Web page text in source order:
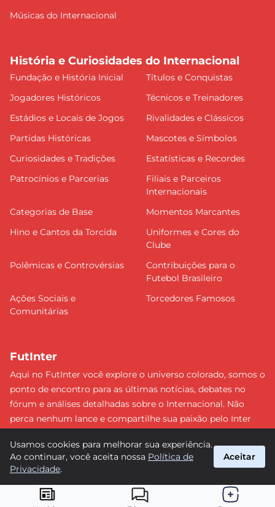
Músicas do Internacional
História e Curiosidades do Internacional
Fundação e História Inicial
Títulos e Conquistas
Jogadores Históricos
Técnicos e Treinadores
Estádios e Locais de Jogos
Rivalidades e Clássicos
Partidas Históricas
Mascotes e Símbolos
Curiosidades e Tradições
Estatísticas e Recordes
Patrocínios e Parcerias
Filiais e Parceiros
Internacionais
Categorias de Base
Momentos Marcantes
Hino e Cantos da Torcida
Uniformes e Cores do
Clube
Polêmicas e Controvérsias
Contribuições para o
Futebol Brasileiro
Ações Sociais e
Comunitárias
Torcedores Famosos
FutInter
Aqui no FutInter você explore o universo colorado, somos o
ponto de encontro para as últimas notícias, debates no
fórum e análises detalhadas sobre o Internacional. Não
perca nenhum lance e compartilhe sua paixão pelo Inter
parte dessa jornada emocionante rumo às vitórias!
#Internacional #FutInter
© 2026 FutInter. Todos os direitos reservados.
Usamos cookies para melhorar sua experiência.
Ao continuar, você aceita nossa Política de
Privacidade.
Aceitar